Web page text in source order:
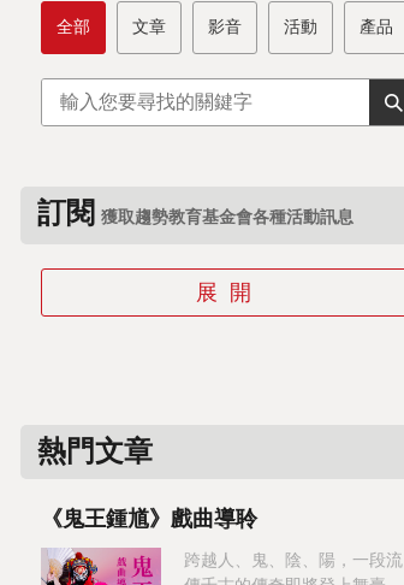
全部 文章 影音 活動 產品
訂閱 獲取趨勢教育基金會各種活動訊息
熱門文章
《鬼王鍾馗》戲曲導聆
跨越人、鬼、陰、陽，一段流